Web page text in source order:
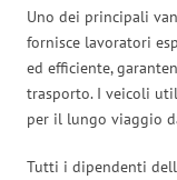
Uno dei principali
fornisce lavoratori
ed efficiente,
trasporto. I veicoli
per il lungo viaggio
Tutti i dipendenti